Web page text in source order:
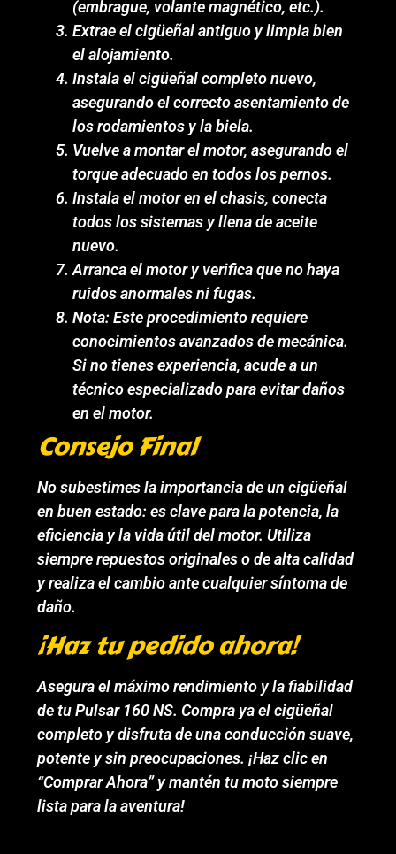
(embrague, volante magnético, etc.).
Extrae el cigüeñal antiguo y limpia bien
el alojamiento.
Instala el cigüeñal completo nuevo,
asegurando el correcto asentamiento de
los rodamientos y la biela.
Vuelve a montar el motor, asegurando el
torque adecuado en todos los pernos.
Instala el motor en el chasis, conecta
todos los sistemas y llena de aceite
nuevo.
Arranca el motor y verifica que no haya
ruidos anormales ni fugas.
Nota: Este procedimiento requiere
conocimientos avanzados de mecánica.
Si no tienes experiencia, acude a un
técnico especializado para evitar daños
en el motor.
Consejo Final
No subestimes la importancia de un cigüeñal
en buen estado: es clave para la potencia, la
eficiencia y la vida útil del motor. Utiliza
siempre repuestos originales o de alta calidad
y realiza el cambio ante cualquier síntoma de
daño.
¡Haz tu pedido ahora!
Asegura el máximo rendimiento y la fiabilidad
de tu Pulsar 160 NS. Compra ya el cigüeñal
completo y disfruta de una conducción suave,
potente y sin preocupaciones. ¡Haz clic en
“Comprar Ahora” y mantén tu moto siempre
lista para la aventura!